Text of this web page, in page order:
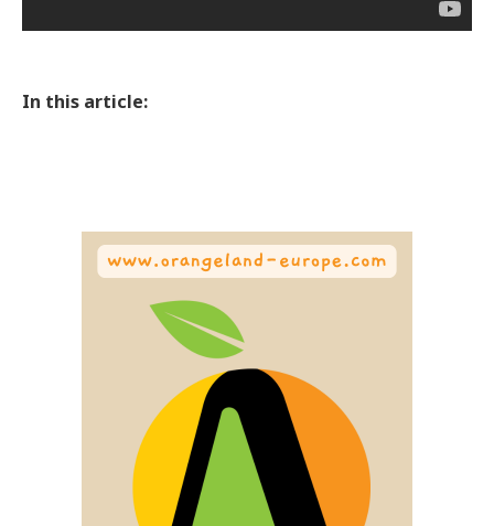
In this article: